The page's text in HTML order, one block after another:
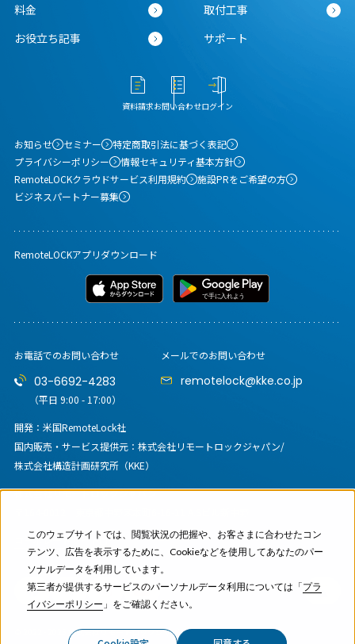
このウェブサイトでは、閲覧状況の把握や、お客さまに合わせたコン
テンツ、広告を表示するために、Cookieなどを使用してあなたのパー
ソナルデータを利用しています。
第三者が提供するサービスのパーソナルデータ利用については「プラ
イバシーポリシー 」をご確認ください。
お電話でのお問い合わせ
03-6692-4283
（平日 9:00 - 17:00）
メールでのお問い合わせ
remotelock@kke.co.jp
開発：米国RemoteLock社
国内販売・サービス提供元： 株式会社リモートロックジャパン/
株式会社構造計画研究所（KKE）
株式会社リモートロックジャパン
コーポレートサイト
料金
取付工事
お役立ち記事
サポート
資料請求お問い合わせログイン
お知らせ セミナー
特定商取引法に基づく表記
プライバシーポリシー
情報セキュリティ基本方針
RemoteLOCKクラウドサービス利用規約
施設PRをご希望の方
ビジネスパートナー募集
RemoteLOCKアプリダウンロード
© 2022 - 2025 株式会社リモートロックジャパン